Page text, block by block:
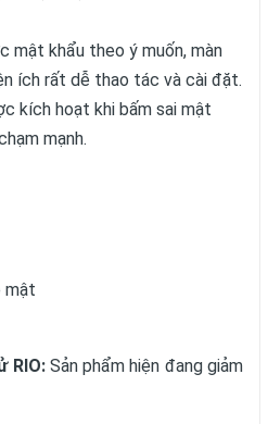
khẩu theo ý muốn, màn
ích rất dễ thao tác và cài đặt.
kích hoạt khi bấm sai mật
mạnh.
mật
RIO:Sản phẩm hiện đang giảm